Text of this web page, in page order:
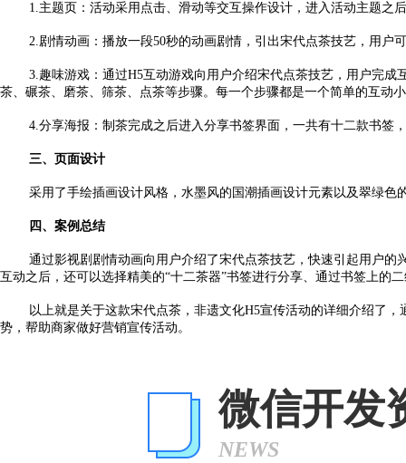
1.主题页：活动采用点击、滑动等交互操作设计，进入活动主题之
2.剧情动画：播放一段50秒的动画剧情，引出宋代点茶技艺，用户
3.趣味游戏：通过H5互动游戏向用户介绍宋代点茶技艺，用户完
茶、碾茶、磨茶、筛茶、点茶等步骤。 每一个步骤都是一个简单的互动
4.分享海报：制茶完成之后进入分享书签界面，一共有十二款书签
三、页面设计
采用了手绘插画设计风格，水墨风的国潮插画设计元素以及翠绿
四、案例总结
通过影视剧剧情动画向用户介绍了宋代点茶技艺，快速引起用户
互动之后，还可以选择精美的“十二茶器”书签进行分享、通过书签上的
以上就是关于这款宋代点茶，非遗文化H5宣传活动的详细介绍了，
势，帮助商家做好营销宣传活动。
微信开发
NEWS